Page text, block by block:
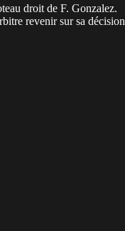
droit de F. Gonzalez.
revenir sur sa décision